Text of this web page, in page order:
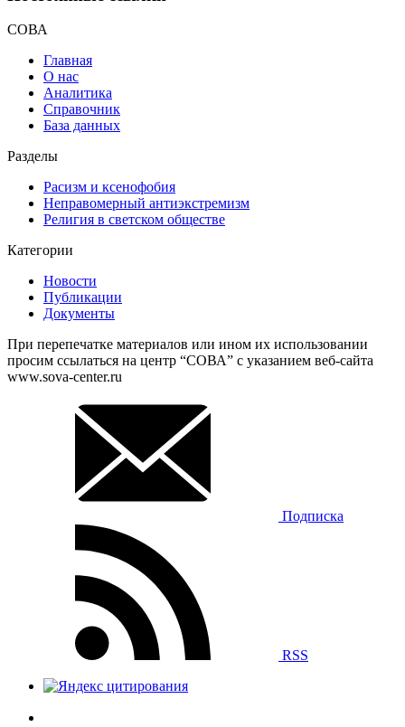
СОВА
Главная
О нас
Аналитика
Справочник
База данных
Разделы
Расизм и ксенофобия
Неправомерный антиэкстремизм
Религия в светском обществе
Категории
Новости
Публикации
Документы
При перепечатке материалов или ином их использовании
просим ссылаться на центр “СОВА” с указанием веб-сайта
www.sova-center.ru
Подписка
RSS